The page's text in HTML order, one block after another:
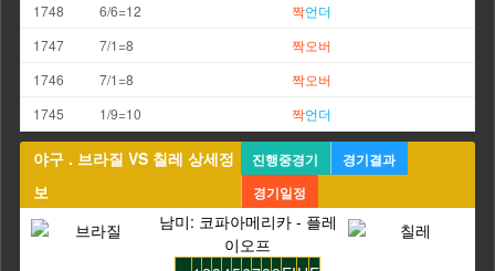
1748
6/6=12 짝언더
1747
7/1=8 짝오버
1746
7/1=8 짝오버
1745
1/9=10 짝언더
야구 . 브라질 VS 칠레 상세정
보
진행중경기
경기결과
경기일정
남미: 코파아메리카 - 플레
이오프